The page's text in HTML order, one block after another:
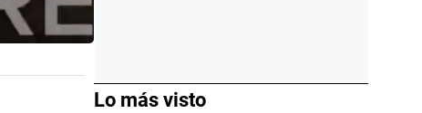
Lo más visto